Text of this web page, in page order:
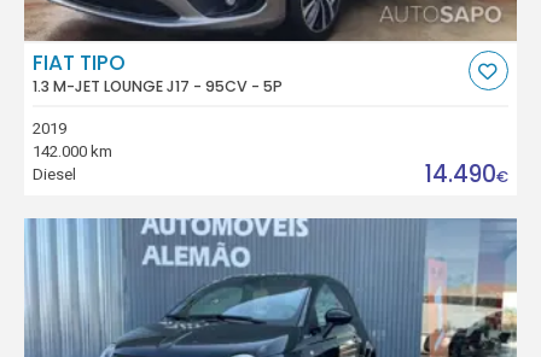
FIAT TIPO
1.3 M-JET LOUNGE J17 - 95CV - 5P
2019
142.000 km
Diesel
14.490€